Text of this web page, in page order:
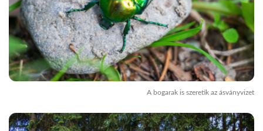
A bogarak is szeretik az ásványvizet